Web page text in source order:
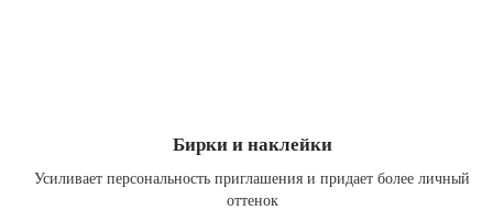
Бирки и наклейки
Усиливает персональность приглашения и придает более личный
оттенок